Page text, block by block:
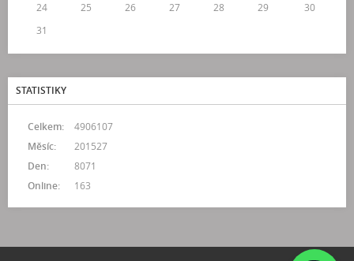
24
25 26 27 28 29
30
31
STATISTIKY
Online: 163
Celkem:
4906107
Měsíc:
201527
Den:
8071